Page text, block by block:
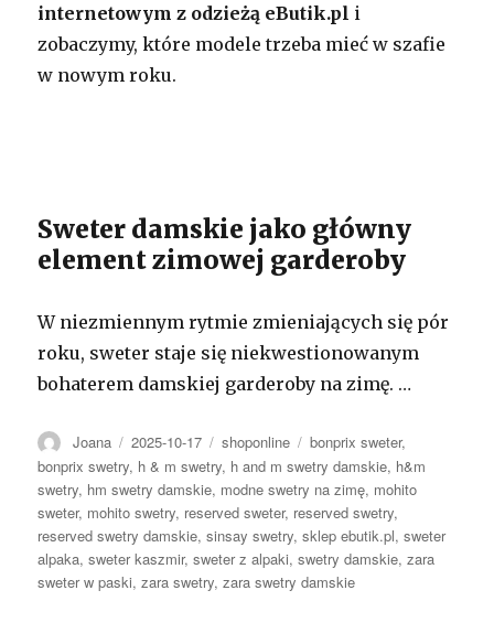
internetowym z odzieżą eButik.pl i
zobaczymy, które modele trzeba mieć w szafie
w nowym roku.
Sweter damskie jako główny
element zimowej garderoby
W niezmiennym rytmie zmieniających się pór
roku, sweter staje się niekwestionowanym
bohaterem damskiej garderoby na zimę. …
Autor
Joana Opublikowano
2025-10-17 Kategorie
shoponline Tagi
bonprix sweter,
bonprix swetry, h & m swetry, h and m swetry damskie, h&m
swetry, hm swetry damskie, modne swetry na zimę, mohito
sweter, mohito swetry, reserved sweter, reserved swetry,
reserved swetry damskie,sinsay swetry,sklep ebutik.pl,sweter
alpaka,sweter kaszmir,sweter z alpaki,swetry damskie,zara
sweter w paski,zara swetry,zara swetry damskie